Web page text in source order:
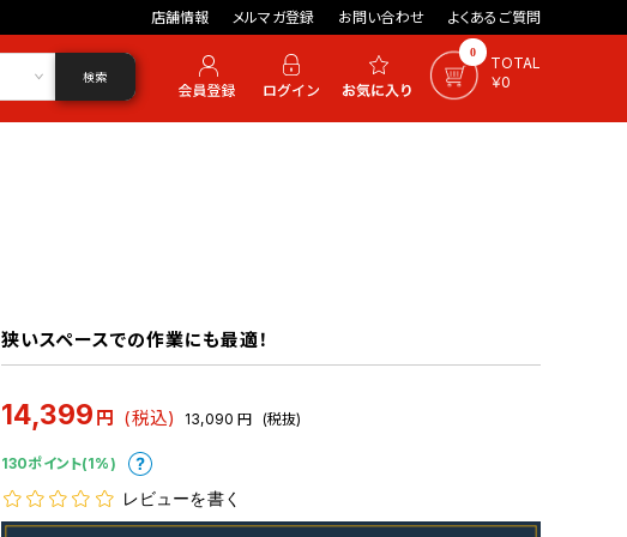
店舗情報 メルマガ登録 お問い合わせ よくあるご質問
0
TOTAL
￥0
検索
狭いスペースでの作業にも最適！
14,399 円 (税込) 13,090 円 (税抜)
130ポイント(1%)
レビューを書く